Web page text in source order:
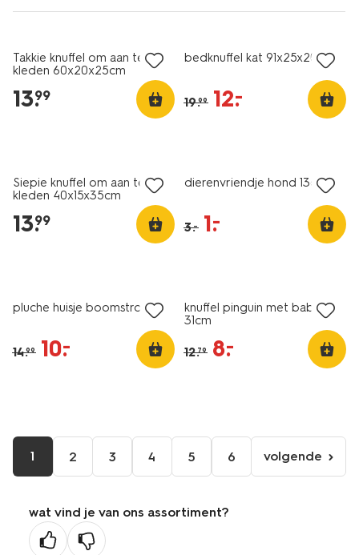
Takkie knuffel om aan te
kleden 60x20x25cm
13.
99
bedknuffel kat 91x25x20cm
19.99 12.
–
Siepie knuffel om aan te
kleden 40x15x35cm
13.
99
dierenvriendje hond 13cm
3.– 1.
–
pluche huisje boomstronk
14.99 10.
–
knuffel pinguin met baby
31cm
12.79 8.
–
1 2 3 4 5 6
volgende
pagina
volgende
wat vind je van ons assortiment?